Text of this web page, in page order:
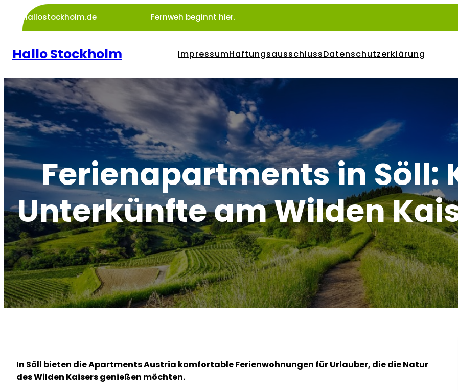
Inhalt
springen
hallostockholm.de Fernweh beginnt hier.
Hallo Stockholm ImpressumHaftungsausschlussDatenschutzerklärung
Ferienapartments in Söll:
Unterkünfte am Wilden
In Söll bieten die Apartments Austria komfortable Ferienwohnungen für Urlauber, die die Natur
des Wilden Kaisers genießen möchten.